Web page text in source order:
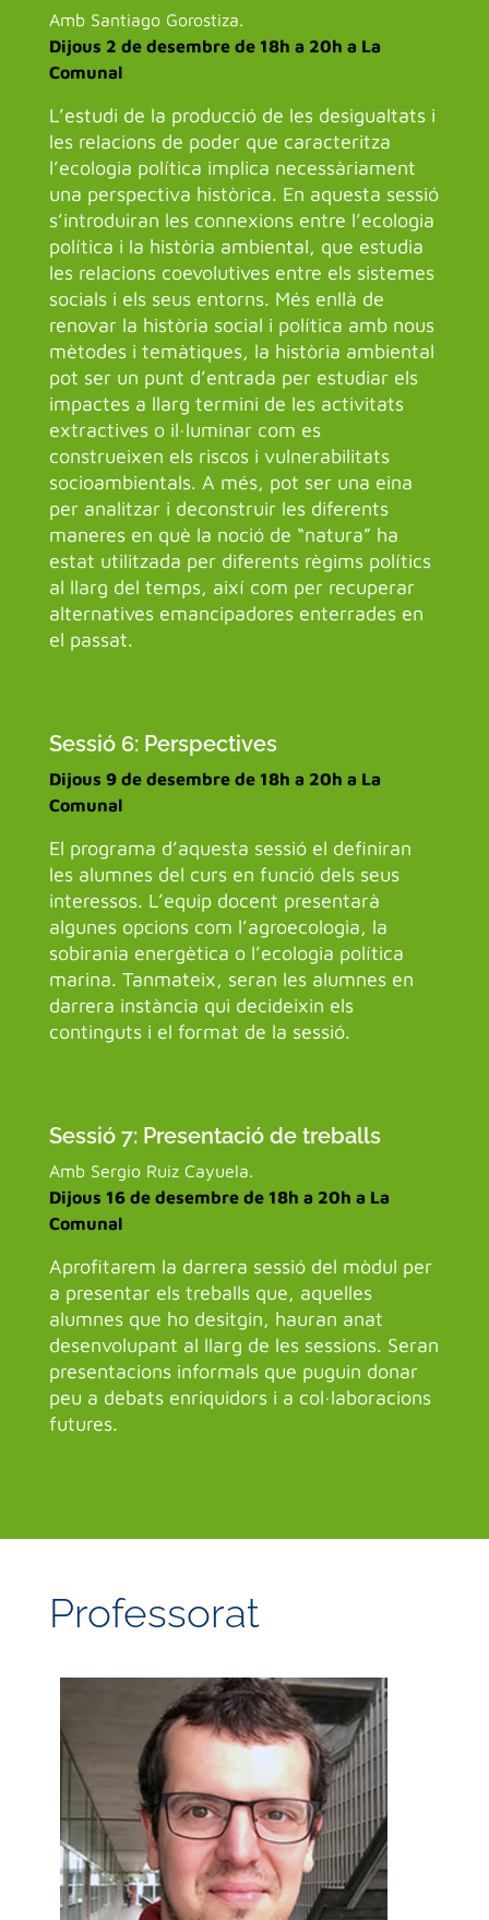
Amb Santiago Gorostiza.
Dijous 2 de desembre de 18h a 20h a La
Comunal
L’estudi de la producció de les desigualtats i
les relacions de poder que caracteritza
l’ecologia política implica necessàriament
una perspectiva històrica. En aquesta sessió
s’introduiran les connexions entre l’ecologia
política i la història ambiental, que estudia
les relacions coevolutives entre els sistemes
socials i els seus entorns. Més enllà de
renovar la història social i política amb nous
mètodes i temàtiques, la història ambiental
pot ser un punt d’entrada per estudiar els
impactes a llarg termini de les activitats
extractives o il·luminar com es
construeixen els riscos i vulnerabilitats
socioambientals. A més, pot ser una eina
per analitzar i deconstruir les diferents
maneres en què la noció de “natura” ha
estat utilitzada per diferents règims polítics
al llarg del temps, així com per recuperar
alternatives emancipadores enterrades en
el passat.
Sessió 6: Perspectives
Dijous 9 de desembre de 18h a 20h a La
Comunal
El programa d’aquesta sessió el definiran
les alumnes del curs en funció dels seus
interessos. L’equip docent presentarà
algunes opcions com l’agroecologia, la
sobirania energètica o l’ecologia política
marina. Tanmateix, seran les alumnes en
darrera instància qui decideixin els
continguts i el format de la sessió.
Sessió 7: Presentació de treballs
Amb Sergio Ruiz Cayuela.
Dijous 16 de desembre de 18h a 20h a La
Comunal
Aprofitarem la darrera sessió del mòdul per
a presentar els treballs que, aquelles
alumnes que ho desitgin, hauran anat
desenvolupant al llarg de les sessions. Seran
presentacions informals que puguin donar
peu a debats enriquidors i a col·laboracions
futures.
Professorat